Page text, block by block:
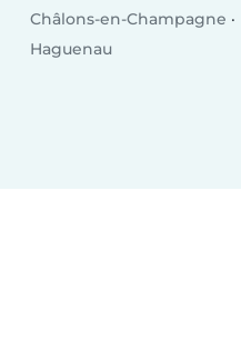
Châlons-en-Champagne
Haguenau